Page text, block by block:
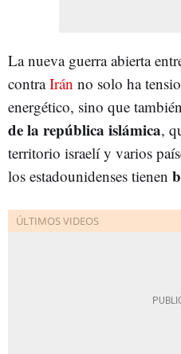
La nueva guerra abierta
contraIrán no solo ha
energético, sino que
de la república islámica,
territorio israelí y varios
los estadounidenses tienen